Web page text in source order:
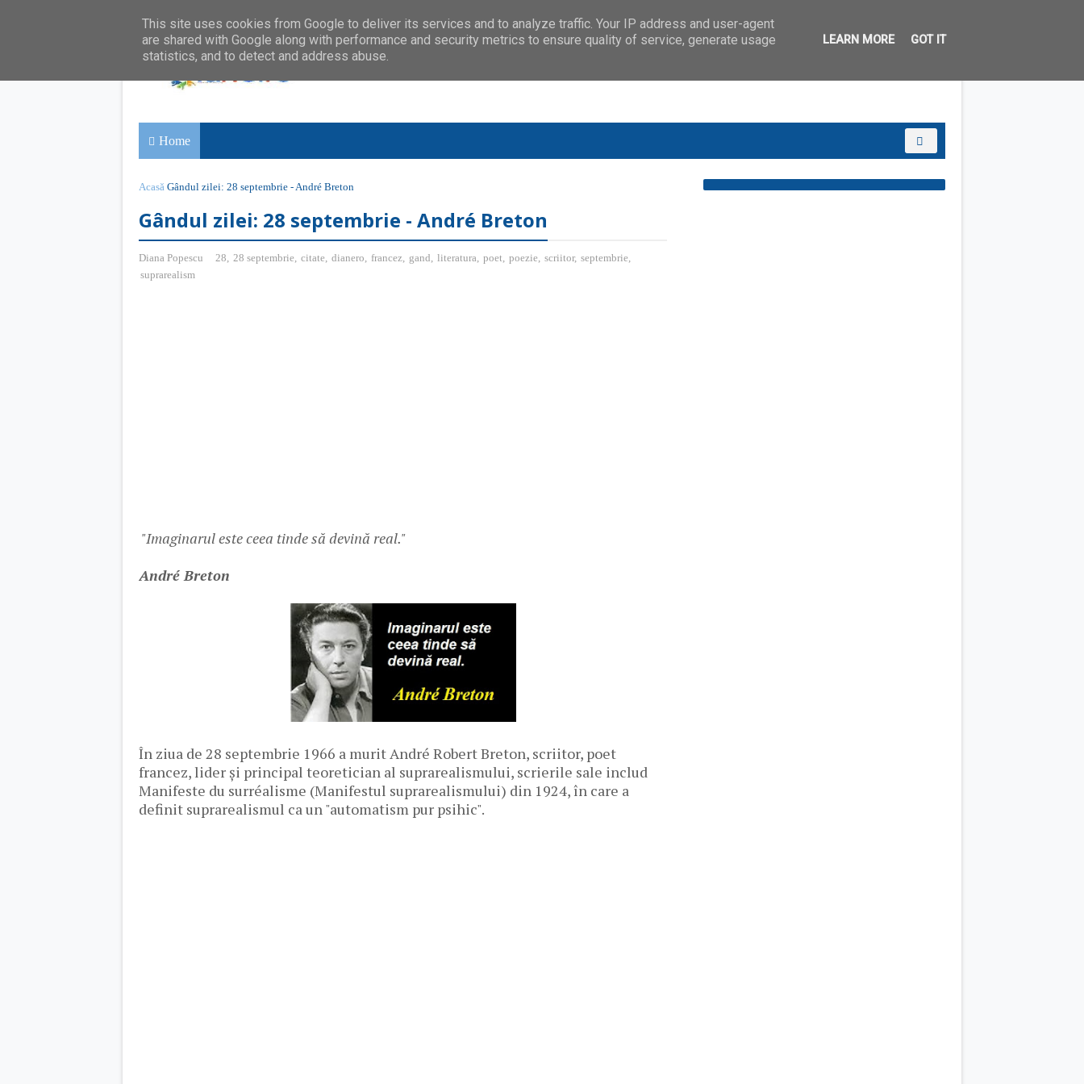
Home
Acasă Gândul zilei: 28 septembrie - André Breton
Gândul zilei: 28 septembrie - André Breton
Diana Popescu 28, 28 septembrie, citate, dianero, francez, gand, literatura, poet, poezie, scriitor, septembrie,
suprarealism
"Imaginarul este ceea tinde să devină real."
André Breton
În ziua de 28 septembrie 1966 a murit André Robert Breton, scriitor, poet
francez, lider și principal teoretician al suprarealismului, scrierile sale includ
Manifeste du surréalisme (Manifestul suprarealismului) din 1924, în care a
definit suprarealismul ca un "automatism pur psihic".
This site uses cookies from Google to deliver its services and to analyze traffic. Your IP address and user-agent
are shared with Google along with performance and security metrics to ensure quality of service, generate usage
statistics, and to detect and address abuse.
LEARN MORE GOT IT